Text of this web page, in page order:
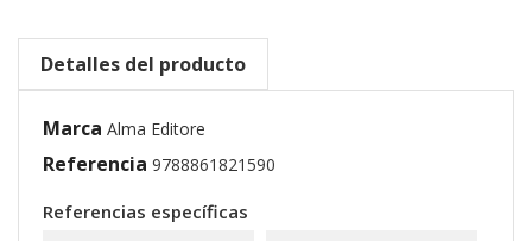
Detalles del producto
Marca Alma Editore
Referencia 9788861821590
Referencias específicas